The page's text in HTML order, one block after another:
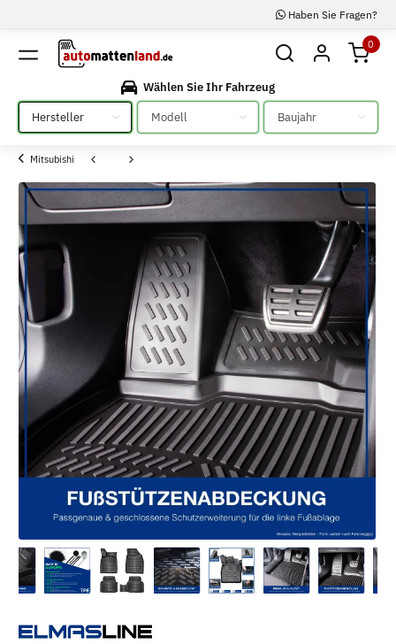
Haben Sie Fragen?
0
Wählen Sie Ihr Fahrzeug
Bitte auswählen
Bitte auswählen Bitte auswählen
Mitsubishi